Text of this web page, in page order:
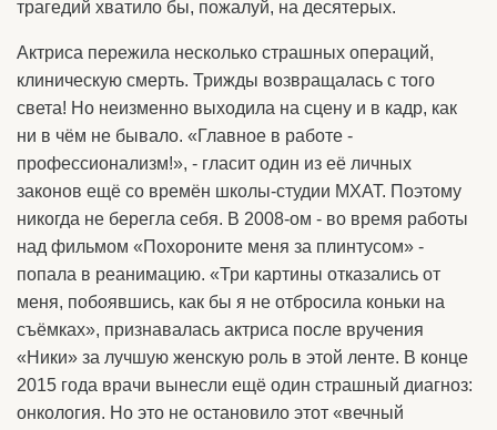
трагедий хватило бы, пожалуй, на десятерых.
Актриса пережила несколько страшных операций,
клиническую смерть. Трижды возвращалась с того
света! Но неизменно выходила на сцену и в кадр, как
ни в чём не бывало. «Главное в работе -
профессионализм!», - гласит один из её личных
законов ещё со времён школы-студии МХАТ. Поэтому
никогда не берегла себя. В 2008-ом - во время работы
над фильмом «Похороните меня за плинтусом» -
попала в реанимацию. «Три картины отказались от
меня, побоявшись, как бы я не отбросила коньки на
съёмках», признавалась актриса после вручения
«Ники» за лучшую женскую роль в этой ленте. В конце
2015 года врачи вынесли ещё один страшный диагноз:
онкология. Но это не остановило этот «вечный